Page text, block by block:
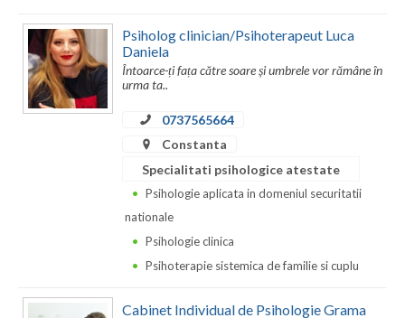
Covasna
Dambovita
Dolj
Psiholog clinician/Psihoterapeut Luca
Daniela
Întoarce-ți fața către soare și umbrele vor rămâne în
urma ta..
0737565664
Constanta
Specialitati psihologice atestate
Psihologie aplicata in domeniul securitatii
nationale
Psihologie clinica
Psihoterapie sistemica de familie si cuplu
Cabinet Individual de Psihologie Grama